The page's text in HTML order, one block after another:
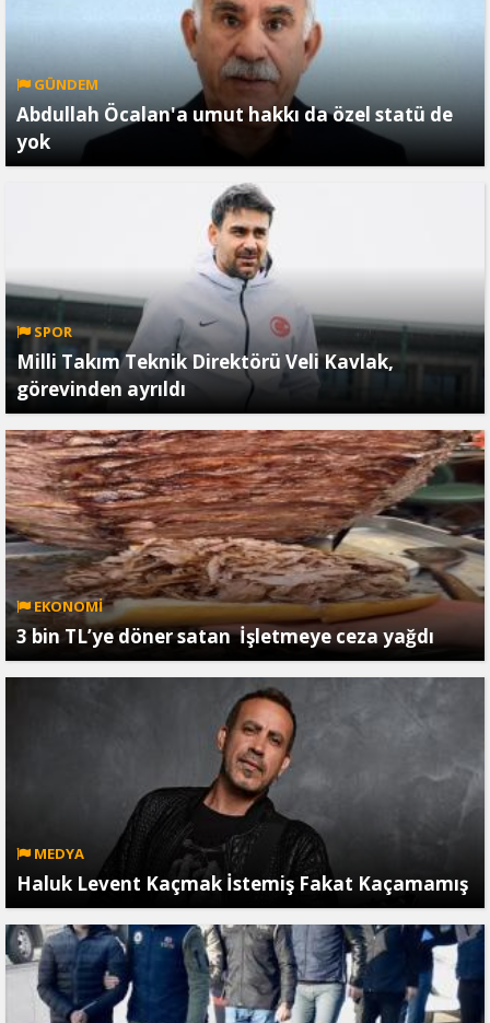
GÜNDEM
Abdullah Öcalan'a umut hakkı da özel statü de
yok
SPOR
Milli Takım Teknik Direktörü Veli Kavlak,
görevinden ayrıldı
EKONOMİ
3 bin TL’ye döner satan İşletmeye ceza yağdı
MEDYA
Haluk Levent Kaçmak İstemiş Fakat Kaçamamış